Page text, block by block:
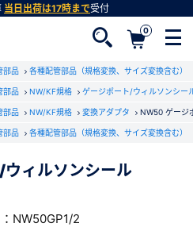
当日出荷は17時まで受付
0
部品 各種配管部品（規格変換、サイズ変換含む）
部品 NW/KF規格 ゲージポート/ウィルソンシー
部品 NW/KF規格 変換アダプタ NW50 ゲージ
部品 各種配管部品（規格変換、サイズ変換含む）
ィルソンシール
NW50GP1/2
書のダウンロード
のダウンロードをします。
ルソンシール
済みでない方
な機能がご利用いただけ
ます。